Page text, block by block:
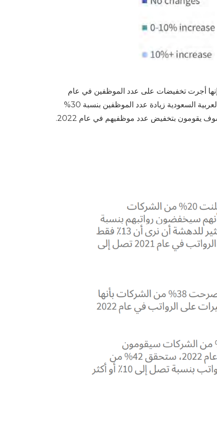
العربية السعودية بالمؤشرات التالية، صرحت 29٪ من المؤسسات إنها أجرت تخفيضات على عدد الموظفين في عام
2021 و 71٪ إما لم تقم بأي تغييرات أو زادت من عدد الموظفين. بالنسبة لعام 2022، تخطط 68٪ من الشركات في المملكة العربية السعودية زيادة عدد الموظفين بنسبة 30%